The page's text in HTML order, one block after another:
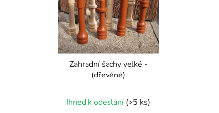
Zahradní šachy velké -
(dřevěné)
hodnocení
Ihned k odeslání (>5 ks)